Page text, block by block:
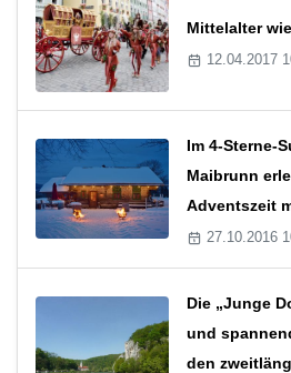
Mittelalter
12.04.2017
Im 4-Sterne-
Maibrunn
Adventszeit
27.10.2016
Die „Junge
und
den